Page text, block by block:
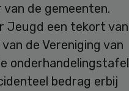
de gemeenten.
Jeugd een tekort van
de Vereniging van
onderhandelingstafel
bedrag erbij